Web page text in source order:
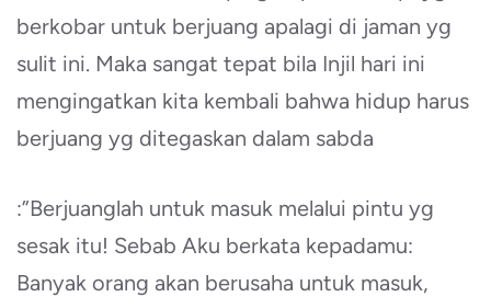
berkobar untuk berjuang apalagi di jaman yg
sulit ini. Maka sangat tepat bila Injil hari ini
mengingatkan kita kembali bahwa hidup harus
berjuang yg ditegaskan dalam sabda
:”Berjuanglah untuk masuk melalui pintu yg
sesak itu! Sebab Aku berkata kepadamu:
Banyak orang akan berusaha untuk masuk,